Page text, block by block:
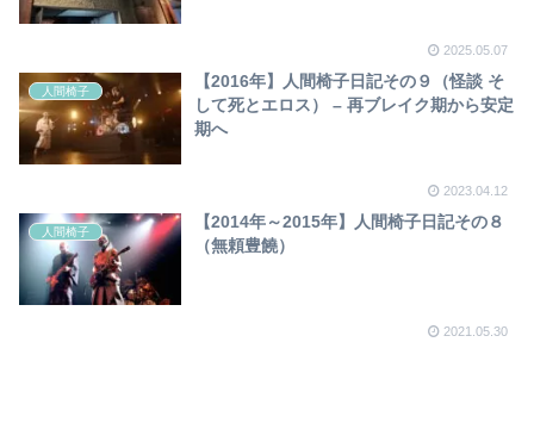
2025.05.07
人間椅子
【2016年】人間椅子日記その９（怪談 そ
して死とエロス） – 再ブレイク期から安定
期へ
2023.04.12
人間椅子
【2014年～2015年】人間椅子日記その８
（無頼豊饒）
2021.05.30